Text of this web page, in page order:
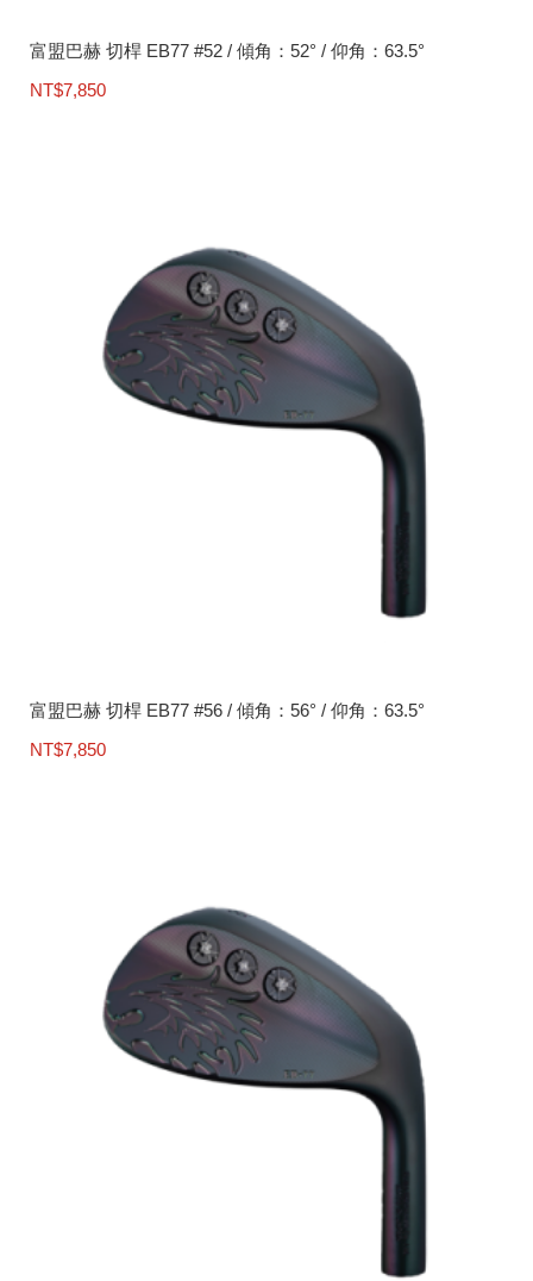
富盟巴赫 切桿 EB77 #52 / 傾角：52° / 仰角：63.5°
NT$7,850
富盟巴赫 切桿 EB77 #56 / 傾角：56° / 仰角：63.5°
NT$7,850